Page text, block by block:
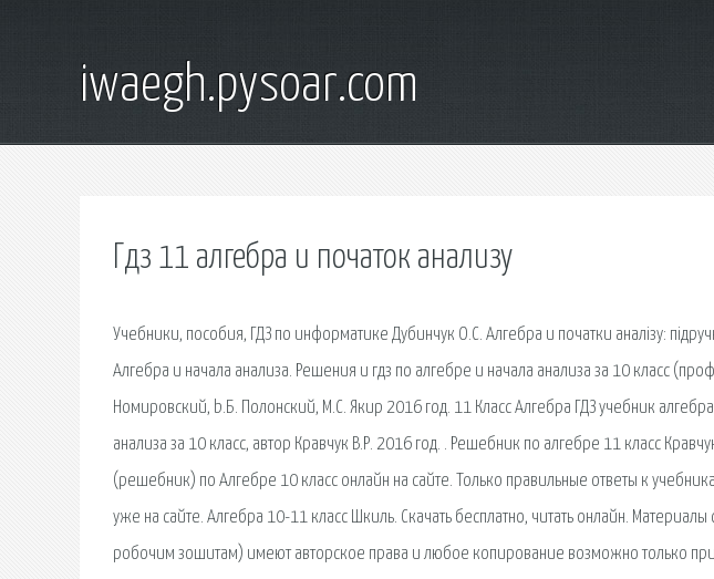
iwaegh.pysoar.com
Гдз 11 алгебра и початок анализу
Учебники, пособия, ГДЗ по информатике Дубинчук О.С. Алгебра и початки аналізу:
Алгебра и начала анализа. Решения и гдз по алгебре и начала анализа за 10 класс
Номировский, b.Б. Полонский, М.С. Якир 2016 год. 11 Класс Алгебра ГДЗ учебник
анализа за 10 класс, автор Кравчук В.Р. 2016 год. . Решебник по алгебре 11 класс
(решебник) по Алгебре 10 класс онлайн на сайте. Только правильные ответы к
уже на сайте. Алгебра 10-11 класс Шкиль. Скачать бесплатно, читать онлайн.
робочим зошитам) имеют авторское права и любое копирование возможно только при